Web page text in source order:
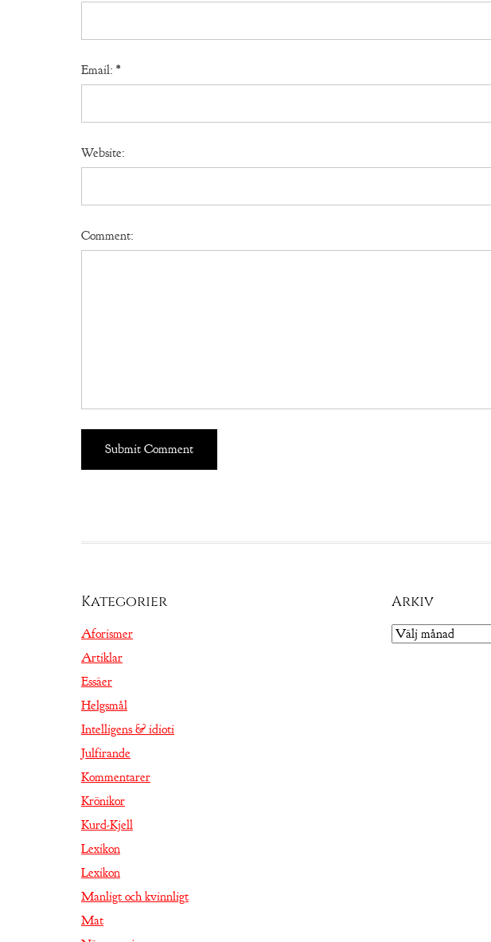
Email: *
Website:
Comment:
Kategorier
Aforismer
Artiklar
Essäer
Helgsmål
Intelligens & idioti
Julfirande
Kommentarer
Krönikor
Kurd-Kjell
Lexikon
Lexikon
Manligt och kvinnligt
Mat
Arkiv
Arkiv